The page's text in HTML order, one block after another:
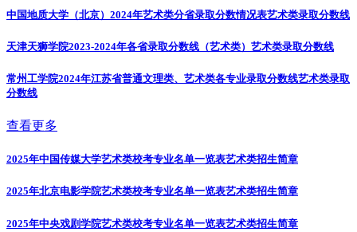
中国地质大学（北京）2024年艺术类分省录取分数情况表艺术类录取分数线
天津天狮学院2023-2024年各省录取分数线（艺术类） 艺术类录取分数线
常州工学院2024年江苏省普通文理类、艺术类各专业录取分数线艺术类录取
分数线
查看更多
2025年中国传媒大学艺术类校考专业名单一览表艺术类招生简章
2025年北京电影学院艺术类校考专业名单一览表艺术类招生简章
2025年中央戏剧学院艺术类校考专业名单一览表艺术类招生简章